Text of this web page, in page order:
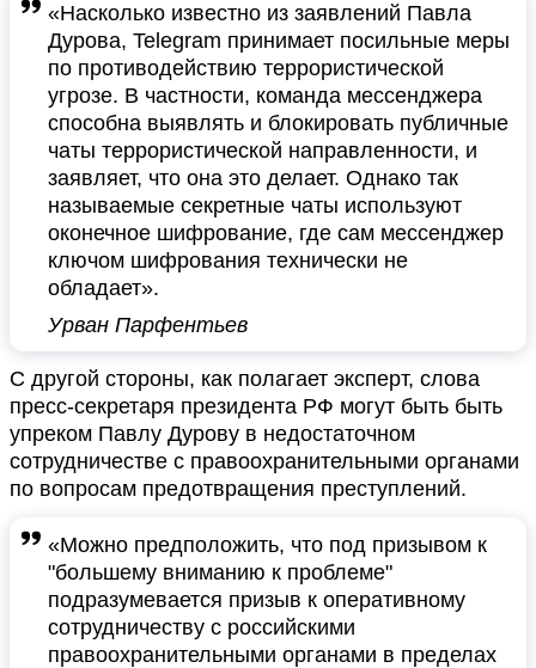
«Насколько известно из заявлений Павла
Дурова, Telegram принимает посильные меры
по противодействию террористической
угрозе. В частности, команда мессенджера
способна выявлять и блокировать публичные
чаты террористической направленности, и
заявляет, что она это делает. Однако так
называемые секретные чаты используют
оконечное шифрование, где сам мессенджер
ключом шифрования технически не
обладает».
Урван Парфентьев
С другой стороны, как полагает эксперт, слова
пресс-секретаря президента РФ могут быть быть
упреком Павлу Дурову в недостаточном
сотрудничестве с правоохранительными органами
по вопросам предотвращения преступлений.
«Можно предположить, что под призывом к
"большему вниманию к проблеме"
подразумевается призыв к оперативному
сотрудничеству с российскими
правоохранительными органами в пределах